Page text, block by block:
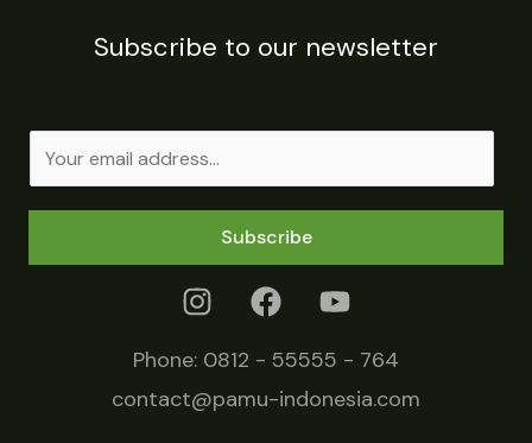
Subscribe to our newsletter
m
a
Subscribe
Phone: 0812 - 55555 - 764
contact@pamu-indonesia.com